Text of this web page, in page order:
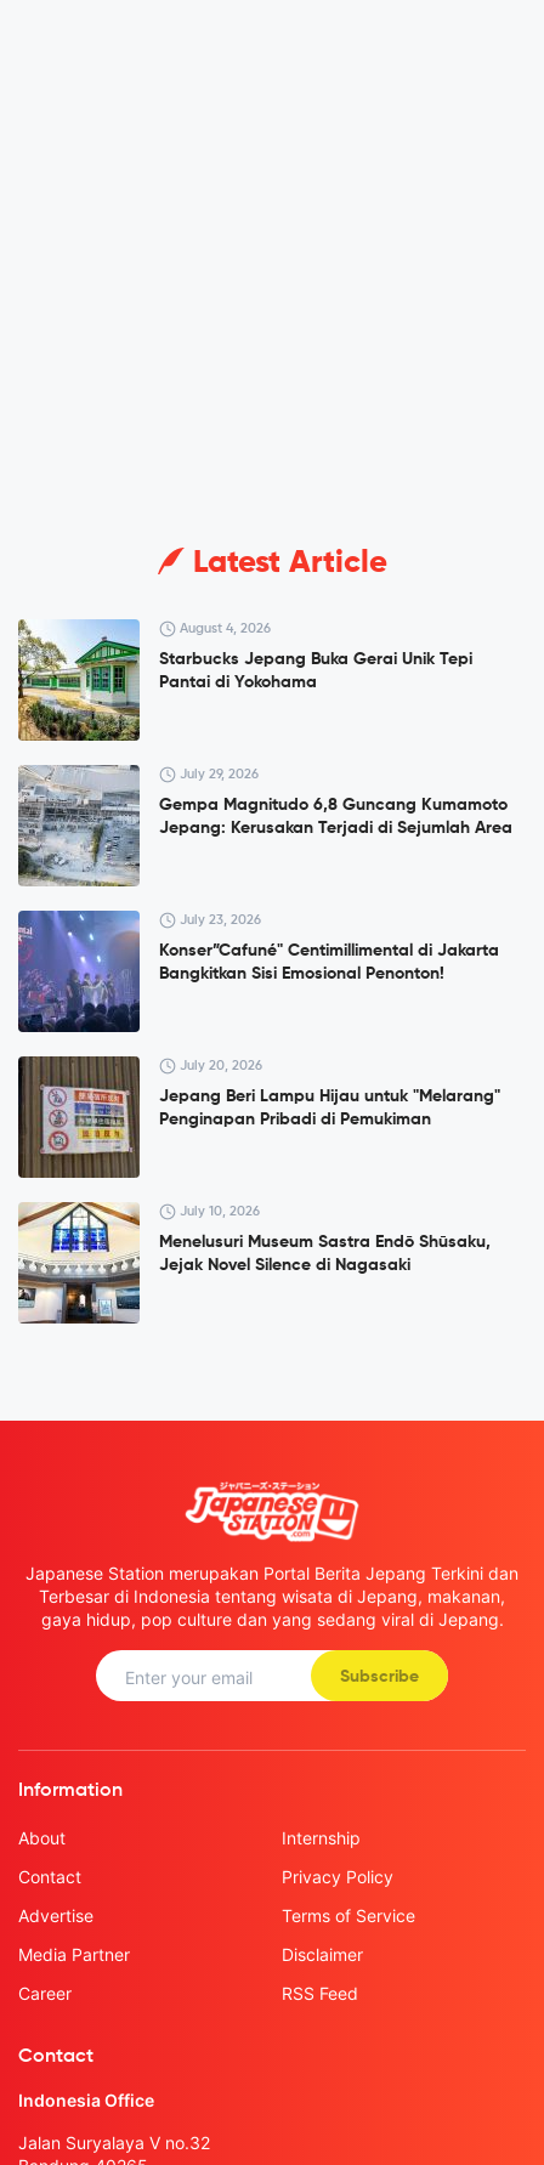
Latest Article
August 4, 2026
Starbucks Jepang Buka Gerai Unik Tepi
Pantai di Yokohama
July 29, 2026
Gempa Magnitudo 6,8 Guncang Kumamoto
Jepang: Kerusakan Terjadi di Sejumlah Area
July 23, 2026
Konser”Cafuné" Centimillimental di Jakarta
Bangkitkan Sisi Emosional Penonton!
July 20, 2026
Jepang Beri Lampu Hijau untuk "Melarang"
Penginapan Pribadi di Pemukiman
July 10, 2026
Menelusuri Museum Sastra Endō Shūsaku,
Jejak Novel Silence di Nagasaki
Japanese Station merupakan Portal Berita Jepang Terkini dan
Terbesar di Indonesia tentang wisata di Jepang, makanan,
gaya hidup, pop culture dan yang sedang viral di Jepang.
Subscribe
Information
About
Contact
Advertise
Media Partner
Career
Internship
Privacy Policy
Terms of Service
Disclaimer
RSS Feed
Contact
Indonesia Office
Jalan Suryalaya V no.32